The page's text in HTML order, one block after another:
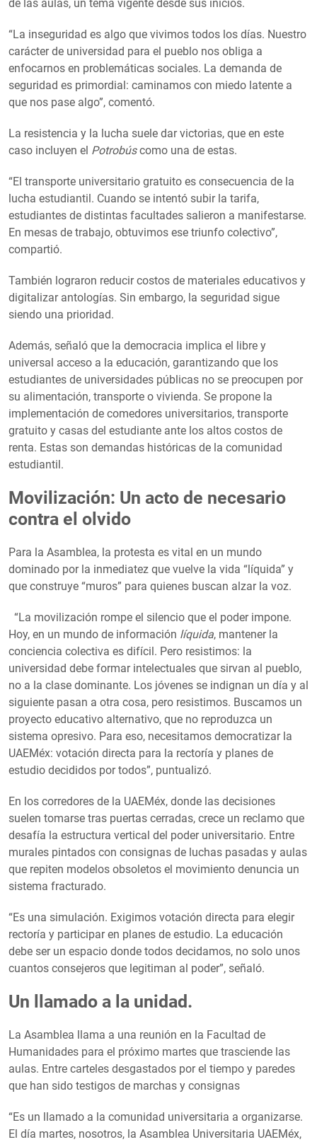
de las aulas, un tema vigente desde sus inicios.
“La inseguridad es algo que vivimos todos los días. Nuestro
carácter de universidad para el pueblo nos obliga a
enfocarnos en problemáticas sociales. La demanda de
seguridad es primordial: caminamos con miedo latente a
que nos pase algo”, comentó.
La resistencia y la lucha suele dar victorias, que en este
caso incluyen el Potrobúscomo una de estas.
“El transporte universitario gratuito es consecuencia de la
lucha estudiantil. Cuando se intentó subir la tarifa,
estudiantes de distintas facultades salieron a manifestarse.
En mesas de trabajo, obtuvimos ese triunfo colectivo”,
compartió.
También lograron reducir costos de materiales educativos y
digitalizar antologías. Sin embargo, la seguridad sigue
siendo una prioridad.
Además, señaló que la democracia implica el libre y
universal acceso a la educación, garantizando que los
estudiantes de universidades públicas no se preocupen por
su alimentación, transporte o vivienda. Se propone la
implementación de comedores universitarios, transporte
gratuito y casas del estudiante ante los altos costos de
renta. Estas son demandas históricas de la comunidad
estudiantil.
Movilización: Un acto de necesario
contra el olvido
Para la Asamblea, la protesta es vital en un mundo
dominado por la inmediatez que vuelve la vida “líquida” y
que construye “muros” para quienes buscan alzar la voz.
“La movilización rompe el silencio que el poder impone.
Hoy, en un mundo de información líquida, mantener la
conciencia colectiva es difícil. Pero resistimos: la
universidad debe formar intelectuales que sirvan al pueblo,
no a la clase dominante. Los jóvenes se indignan un día y al
siguiente pasan a otra cosa, pero resistimos. Buscamos un
proyecto educativo alternativo, que no reproduzca un
sistema opresivo. Para eso, necesitamos democratizar la
UAEMéx: votación directa para la rectoría y planes de
estudio decididos por todos”, puntualizó.
En los corredores de la UAEMéx, donde las decisiones
suelen tomarse tras puertas cerradas, crece un reclamo que
desafía la estructura vertical del poder universitario. Entre
murales pintados con consignas de luchas pasadas y aulas
que repiten modelos obsoletos el movimiento denuncia un
sistema fracturado.
“Es una simulación. Exigimos votación directa para elegir
rectoría y participar en planes de estudio. La educación
debe ser un espacio donde todos decidamos, no solo unos
cuantos consejeros que legitiman al poder”, señaló.
Un llamado a la unidad.
La Asamblea llama a una reunión en la Facultad de
Humanidades para el próximo martes que trasciende las
aulas. Entre carteles desgastados por el tiempo y paredes
que han sido testigos de marchas y consignas
“Es un llamado a la comunidad universitaria a organizarse.
El día martes, nosotros, la Asamblea Universitaria UAEMéx,